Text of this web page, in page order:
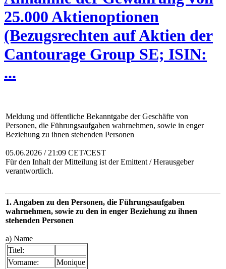
25.000 Aktienoptionen
(Bezugsrechten auf Aktien der
Cantourage Group SE; ISIN:
...
Meldung und öffentliche Bekanntgabe der Geschäfte von
Personen, die Führungsaufgaben wahrnehmen, sowie in enger
Beziehung zu ihnen stehenden Personen
05.06.2026 / 21:09 CET/CEST
Für den Inhalt der Mitteilung ist der Emittent / Herausgeber
verantwortlich.
1. Angaben zu den Personen, die Führungsaufgaben
wahrnehmen, sowie zu den in enger Beziehung zu ihnen
stehenden Personen
a) Name
Titel:
Vorname:
Monique